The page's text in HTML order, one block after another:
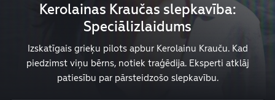
Kerolainas Kraučas slepkavība:
Speciālizlaidums
Izskatīgais grieķu pilots apbur Kerolainu Krauču. Kad
piedzimst viņu bērns, notiek traģēdija. Eksperti atklāj
patiesību par pārsteidzošo slepkavību.